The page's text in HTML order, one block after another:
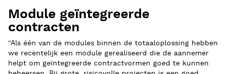
Module geïntegreerde
contracten
“Als één van de modules binnen de totaaloplossing hebben
we recentelijk een module gerealiseerd die de aannemer
helpt om geïntegreerde contractvormen goed te kunnen